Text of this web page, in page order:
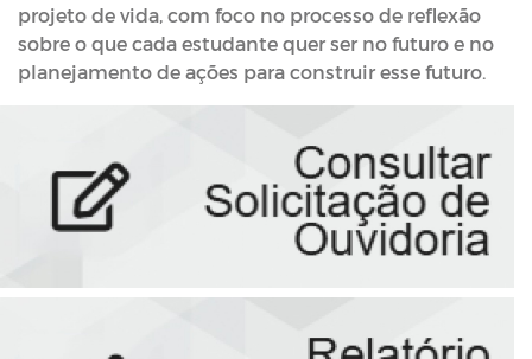
projeto de vida, com foco no processo de reflexão
sobre o que cada estudante quer ser no futuro e no
planejamento de ações para construir esse futuro.